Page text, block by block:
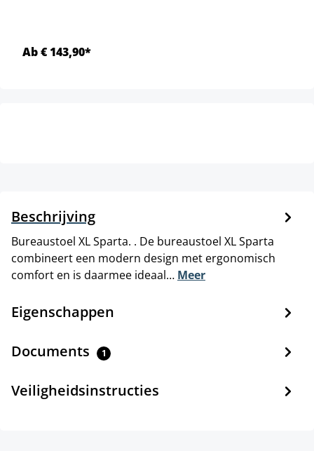
Ab € 143,90*
Beschrijving
Bureaustoel XL Sparta. . De bureaustoel XL Sparta
combineert een modern design met ergonomisch
comfort en is daarmee ideaal… Meer
Eigenschappen
Documents 1
Veiligheidsinstructies